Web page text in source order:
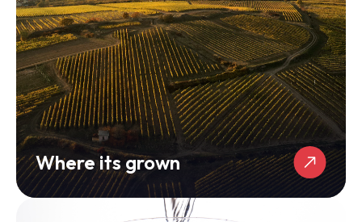
Where its grown